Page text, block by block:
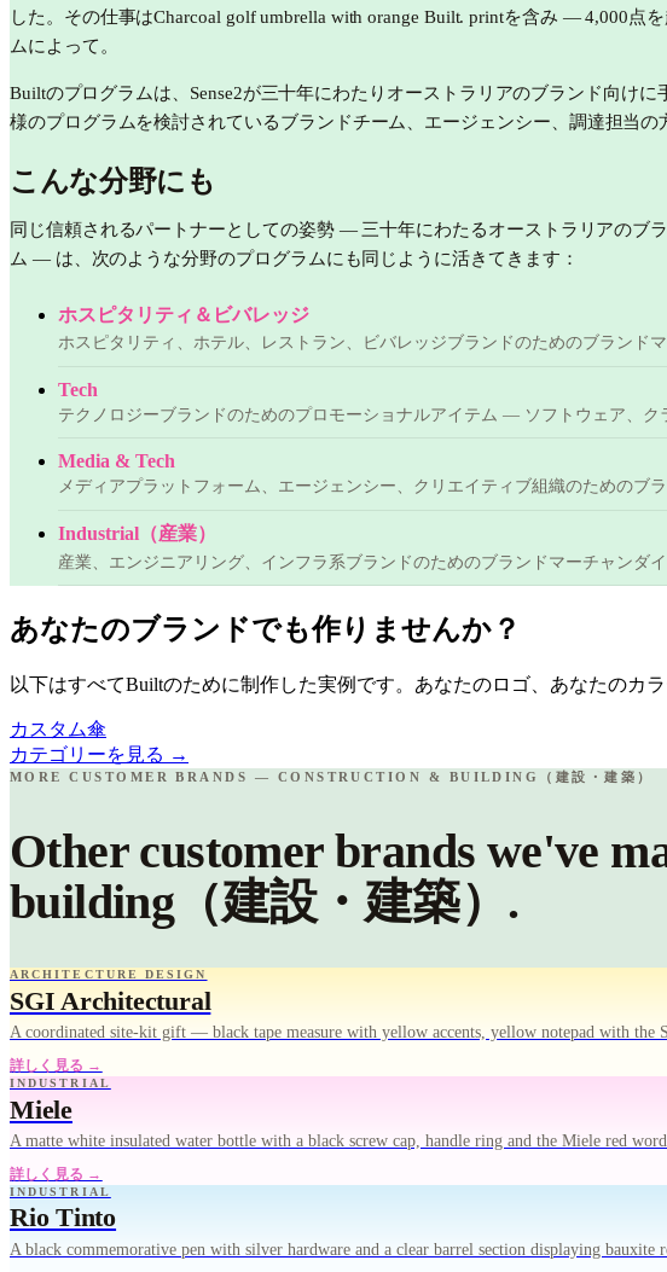
した。その仕事はCharcoal golf umbrella with orange Built. printを含み — 4,000
ムによって。
Builtのプログラムは、Sense2が三十年にわたりオーストラリアのブランド向け
様のプログラムを検討されているブランドチーム、エージェンシー、調達担当
こんな分野にも
同じ信頼されるパートナーとしての姿勢 — 三十年にわたるオーストラリアのブ
ム — は、次のような分野のプログラムにも同じように活きてきます：
ホスピタリティ＆ビバレッジ
ホスピタリティ、ホテル、レストラン、ビバレッジブランドのためのブランドマ
Tech
テクノロジーブランドのためのプロモーショナルアイテム — ソフトウェア、ク
Media & Tech
メディアプラットフォーム、エージェンシー、クリエイティブ組織のためのブ
Industrial（産業）
産業、エンジニアリング、インフラ系ブランドのためのブランドマーチャンダイ
あなたのブランドでも作りませんか？
以下はすべてBuiltのために制作した実例です。あなたのロゴ、あなたのカ
カスタム傘
カテゴリーを見る →
MORE CUSTOMER BRANDS — CONSTRUCTION & BUILDING（建設・建築）
Other customer brands we've
building（建設・建築）.
ARCHITECTURE DESIGN
SGI Architectural
A coordinated site-kit gift — black tape measure with yellow accents, yellow notepad with
詳しく見る →
INDUSTRIAL
Miele
A matte white insulated water bottle with a black screw cap, handle ring and the Miele red
詳しく見る →
INDUSTRIAL
Rio Tinto
A black commemorative pen with silver hardware and a clear barrel section displaying